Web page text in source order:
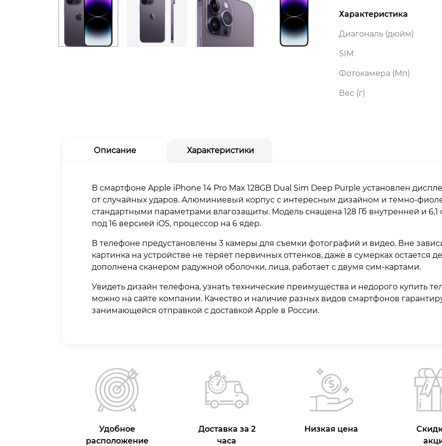
Характеристика
Диагональ (дюйм)
SIM
Фотокамера (Мп)
Вес (г)
Описание Характеристики
В смартфоне Apple iPhone 14 Pro Max 128GB Dual Sim Deep Purple установлен
от случайных ударов. Алюминиевый корпус с интересным дизайном и темно-
стандартными параметрами влагозащиты. Модель снащена 128 Гб внутренней и 6,1
под 16 версией iOS, процессор на 6 ядер.
В телефоне предустановлены 3 камеры для съемки фотографий и видео. Вне
картинка на устройстве не теряет первичных оттенков, даже в сумерках остается
дополнена сканером радужной оболочки, лица, работает с двумя сим-картами.
Увидеть дизайн телефона, узнать технические преимущества и недорого купить
можно на сайте компании. Качество и наличие разных видов смартфонов
занимающейся отправкой с доставкой Аpple в России.
Удобное
расположение
Доставка за 2
часа
Низкая цена